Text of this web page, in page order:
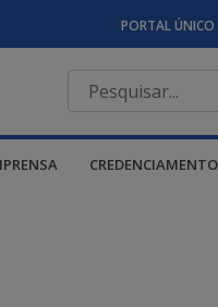
PORTAL ÚNICO
CREDENCIAMENTO